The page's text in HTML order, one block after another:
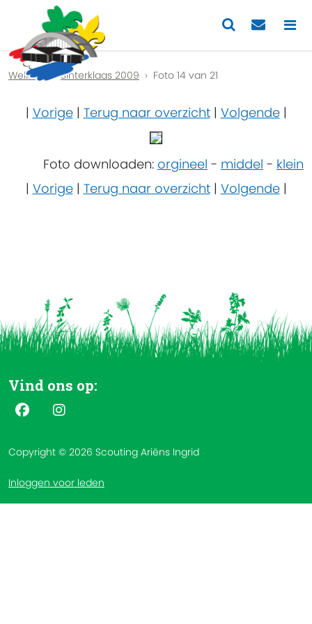
Previous
Welkom Sinterklaas 2009 Foto 14 van 21
| Vorige| Terug naar overzicht| Volgende|
Foto downloaden: orgineel - middel - klein
| Vorige| Terug naar overzicht| Volgende|
Vind ons op:
Copyright © 2026 Scouting Ariëns Ingrid
Inloggen voor leden